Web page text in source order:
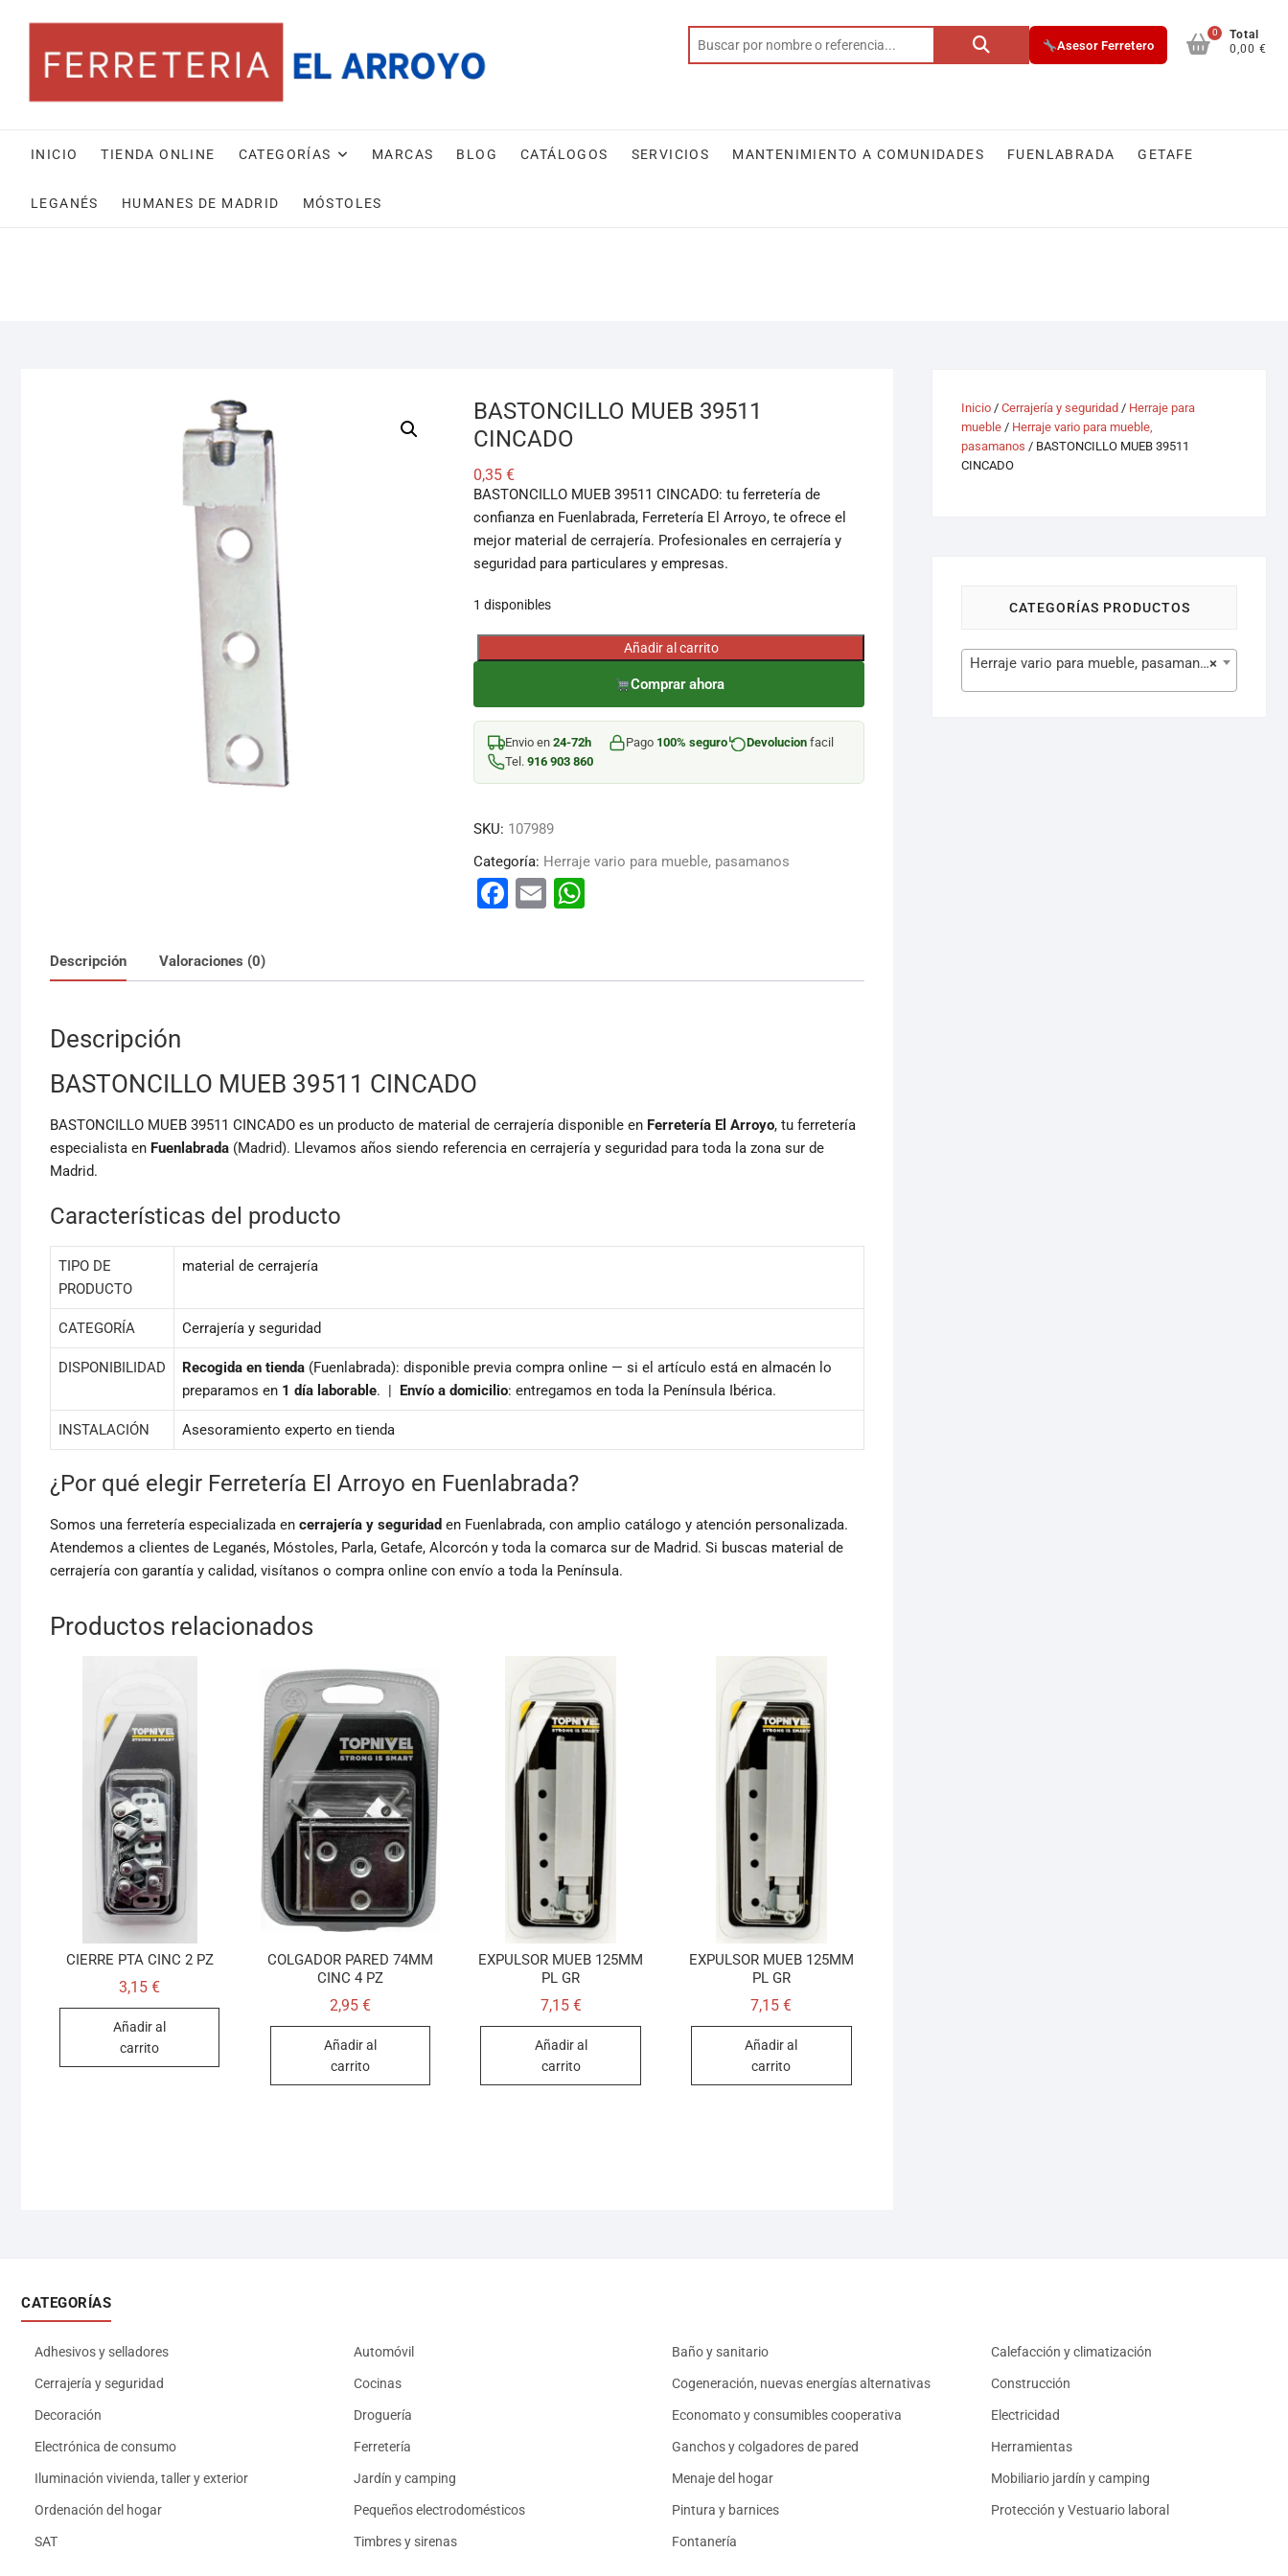
contenido
Buscar
Asesor Ferretero
0
Total
0,00 €
INICIO TIENDA ONLINE CATEGORÍAS MARCAS BLOG CATÁLOGOS SERVICIOS MANTENIMIENTO A COMUNIDADES FUENLABRADA GETAFE
LEGANÉS HUMANES DE MADRID MÓSTOLES
BASTONCILLO MUEB 39511
CINCADO
0,35 €
BASTONCILLO MUEB 39511 CINCADO: tu ferretería de
confianza en Fuenlabrada, Ferretería El Arroyo, te ofrece el
mejor material de cerrajería. Profesionales en cerrajería y
seguridad para particulares y empresas.
1 disponibles
BASTONCILLO
39511
CINCADO
cantidad
Añadir al carrito
Comprar ahora
Envio en 24-72h Pago 100% seguro Devolucion facil
Tel. 916 903 860
SKU: 107989
Categoría: Herraje vario para mueble, pasamanos
F
e
E
l
s
Descripción Valoraciones (0)
Descripción
BASTONCILLO MUEB 39511 CINCADO
BASTONCILLO MUEB 39511 CINCADO es un producto de material de cerrajería disponible en Ferretería El Arroyo, tu ferretería
especialista en Fuenlabrada (Madrid). Llevamos años siendo referencia en cerrajería y seguridad para toda la zona sur de
Madrid.
Características del producto
TIPO DE
PRODUCTO
material de cerrajería
CATEGORÍA Cerrajería y seguridad
DISPONIBILIDAD Recogida en tienda (Fuenlabrada): disponible previa compra online — si el artículo está en almacén lo
preparamos en 1 día laborable. | Envío a domicilio: entregamos en toda la Península Ibérica.
INSTALACIÓN Asesoramiento experto en tienda
¿Por qué elegir Ferretería El Arroyo en Fuenlabrada?
Somos una ferretería especializada en cerrajería y seguridad en Fuenlabrada, con amplio catálogo y atención personalizada.
Atendemos a clientes de Leganés, Móstoles, Parla, Getafe, Alcorcón y toda la comarca sur de Madrid. Si buscas material de
cerrajería con garantía y calidad, visítanos o compra online con envío a toda la Península.
Productos relacionados
CIERRE PTA CINC 2 PZ
3,15€
Añadir al
carrito
COLGADOR PARED 74MM
CINC 4 PZ
2,95 €
Añadir al
carrito
EXPULSOR MUEB 125MM
PL GR
7,15 €
Añadir al
carrito
EXPULSOR MUEB 125MM
PL GR
7,15€
Añadir al
carrito
Inicio / Cerrajería y seguridad / Herraje para
mueble / Herraje vario para mueble,
pasamanos / BASTONCILLO MUEB 39511
CINCADO
CATEGORÍAS PRODUCTOS
×
Herraje vario para mueble, pasamanos (42)
CATEGORÍAS
Adhesivos y selladores Automóvil Baño y sanitario Calefacción y climatización
Cerrajería y seguridad Cocinas Cogeneración, nuevas energías alternativas Construcción
Decoración Droguería Economato y consumibles cooperativa Electricidad
Electrónica de consumo Ferretería Ganchos y colgadores de pared Herramientas
Iluminación vivienda, taller y exterior Jardín y camping Menaje del hogar Mobiliario jardín y camping
Ordenación del hogar Pequeños electrodomésticos Pintura y barnices Protección y Vestuario laboral
SAT Timbres y sirenas Fontanería